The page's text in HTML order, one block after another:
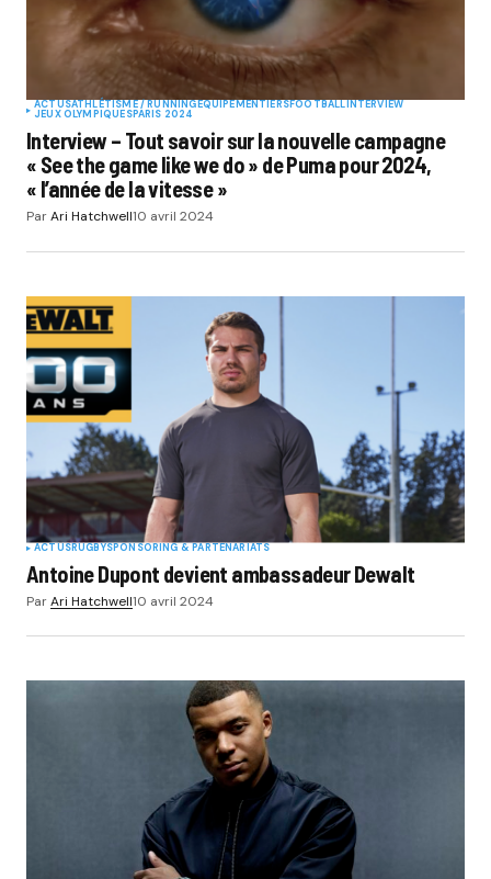
ACTUSATHLÉTISME / RUNNING EQUIPEMENTIERSFOOTBALL INTERVIEW
JEUX OLYMPIQUESPARIS 2024
Interview – Tout savoir sur la nouvelle campagne
« See the game like we do » de Puma pour 2024,
« l’année de la vitesse »
ParAri Hatchwell10 avril 2024
ACTUSRUGBYSPONSORING & PARTENARIATS
Antoine Dupont devient ambassadeur Dewalt
ParAri Hatchwell10 avril 2024